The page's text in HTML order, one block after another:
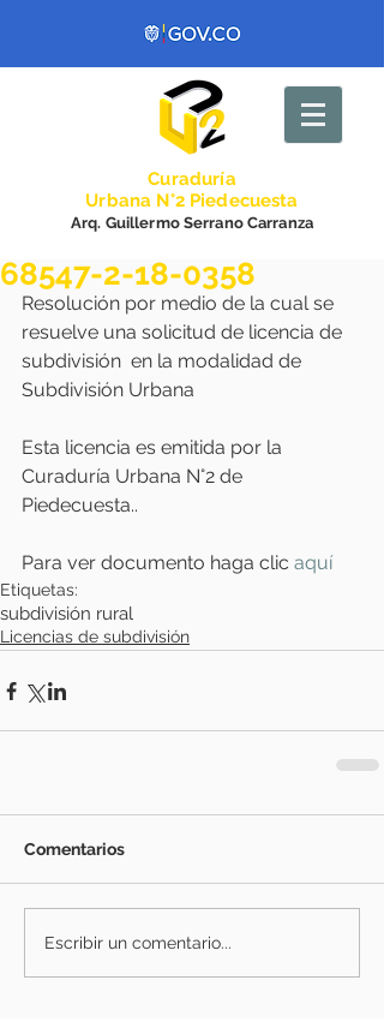
Curaduría
Urbana N°2 Piedecuesta
Arq. Guillermo Serrano Carranza
68547-2-18-0358
Resolución por medio de la cual se
resuelve una solicitud de licencia de
subdivisión  en la modalidad de
Subdivisión Urbana
Esta licencia es emitida por la
Curaduría Urbana N°2 de
Piedecuesta..
Para ver documento haga clic aquí
Etiquetas:
subdivisión rural
Licencias de subdivisión
Comentarios
Escribir un comentario...